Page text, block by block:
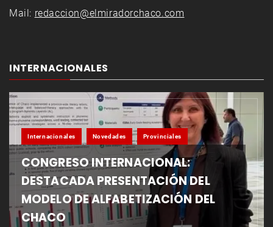
Mail: redaccion@elmiradorchaco.com
INTERNACIONALES
Internacionales Novedades Provinciales
CONGRESO INTERNACIONAL:
DESTACADA PRESENTACIÓN DEL
MODELO DE ALFABETIZACIÓN DEL
CHACO